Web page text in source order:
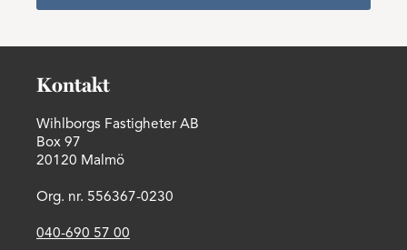
Kontakt
Wihlborgs Fastigheter AB
Box 97
20120 Malmö
Org. nr. 556367-0230
040-690 57 00